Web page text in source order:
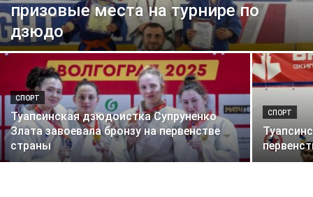
призовые места на турнире по
дзюдо
СПОРТ
Туапсинская дзюдоистка Супруненко
Злата завоевала бронзу на первенстве
страны
СПОРТ